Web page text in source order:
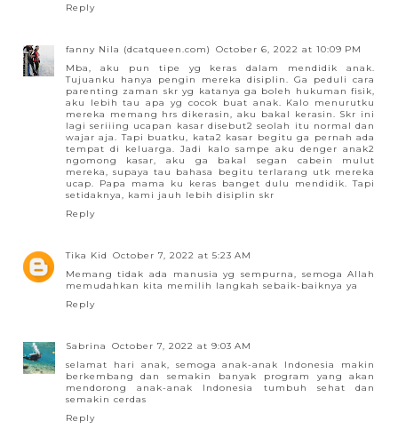
Reply
fanny Nila (dcatqueen.com)
October 6, 2022 at 10:09 PM
Mba, aku pun tipe yg keras dalam mendidik anak.
Tujuanku hanya pengin mereka disiplin. Ga peduli cara
parenting zaman skr yg katanya ga boleh hukuman fisik,
aku lebih tau apa yg cocok buat anak. Kalo menurutku
mereka memang hrs dikerasin, aku bakal kerasin. Skr ini
lagi seriiing ucapan kasar disebut2 seolah itu normal dan
wajar aja. Tapi buatku, kata2 kasar begitu ga pernah ada
tempat di keluarga. Jadi kalo sampe aku denger anak2
ngomong kasar, aku ga bakal segan cabein mulut
mereka, supaya tau bahasa begitu terlarang utk mereka
ucap. Papa mama ku keras banget dulu mendidik. Tapi
setidaknya, kami jauh lebih disiplin skr
Reply
Tika Kid
October 7, 2022 at 5:23 AM
Memang tidak ada manusia yg sempurna, semoga Allah
memudahkan kita memilih langkah sebaik-baiknya ya
Reply
Sabrina
October 7, 2022 at 9:03 AM
selamat hari anak, semoga anak-anak Indonesia makin
berkembang dan semakin banyak program yang akan
mendorong anak-anak Indonesia tumbuh sehat dan
semakin cerdas
Reply